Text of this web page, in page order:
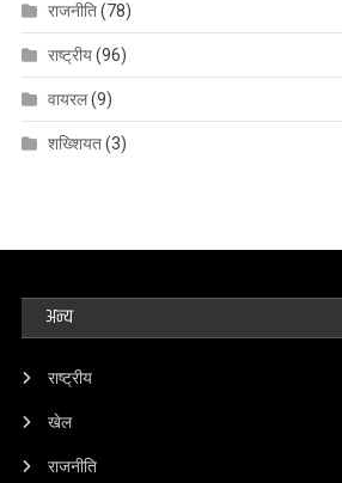
राजनीति(78)
राष्ट्रीय(96)
वायरल(9)
शख्शियत(3)
अन्य
राष्ट्रीय
खेल
राजनीति